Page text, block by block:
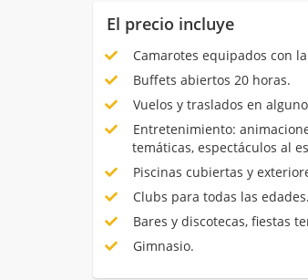
El precio incluye
Camarotes equipados con
Buffets abiertos 20 horas.
Vuelos y traslados en
Entretenimiento:
temáticas, espectáculos al
Piscinas cubiertas y
Clubs para todas las edades.
Bares y discotecas, fiestas
Gimnasio.